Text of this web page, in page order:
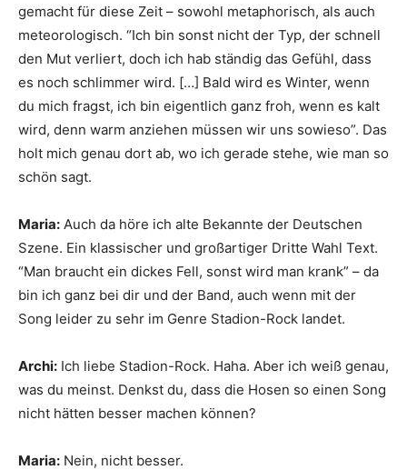
gemacht für diese Zeit – sowohl metaphorisch, als auch
meteorologisch. “Ich bin sonst nicht der Typ, der schnell
den Mut verliert, doch ich hab ständig das Gefühl, dass
es noch schlimmer wird. […] Bald wird es Winter, wenn
du mich fragst, ich bin eigentlich ganz froh, wenn es kalt
wird, denn warm anziehen müssen wir uns sowieso”. Das
holt mich genau dort ab, wo ich gerade stehe, wie man so
schön sagt.
Maria: Auch da höre ich alte Bekannte der Deutschen
Szene. Ein klassischer und großartiger Dritte Wahl Text.
“Man braucht ein dickes Fell, sonst wird man krank” – da
bin ich ganz bei dir und der Band, auch wenn mit der
Song leider zu sehr im Genre Stadion-Rock landet.
Archi: Ich liebe Stadion-Rock. Haha. Aber ich weiß genau,
was du meinst. Denkst du, dass die Hosen so einen Song
nicht hätten besser machen können?
Maria: Nein, nicht besser.